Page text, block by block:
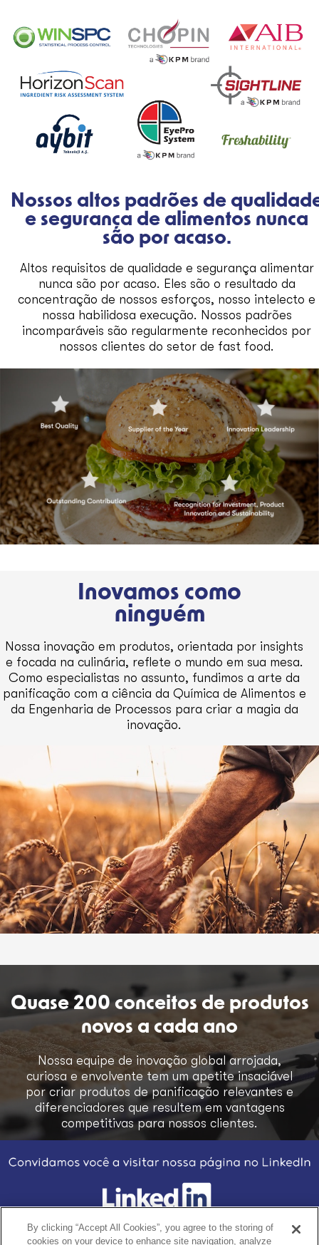
Nossos altos padrões de
e segurança de alimentos nunca
são por acaso.
Altos requisitos de qualidade e segurança alimentar
nunca são por acaso. Eles são o resultado da
concentração de nossos esforços, nosso intelecto e
nossa habilidosa execução. Nossos padrões
incomparáveis são regularmente reconhecidos por
nossos clientes do setor de fast food.
Inovamos como
ninguém
Nossa inovação em produtos, orientada por insights
e focada na culinária, reflete o mundo em sua mesa.
Como especialistas no assunto, fundimos a arte da
panificação com a ciência da Química de Alimentos e
da Engenharia de Processos para criar a magia da
inovação.
Quase 200 conceitos de produtos
novos a cada ano
Nossa equipe de inovação global arrojada,
curiosa e envolvente tem um apetite insaciável
por criar produtos de panificação relevantes e
diferenciadores que resultem em vantagens
competitivas para nossos clientes.
By clicking “Accept All Cookies”, you agree to the storing of
cookies on your device to enhance site navigation, analyze